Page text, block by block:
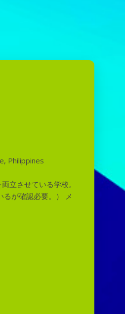
Philippines
立させている学校。
が確認必要。） メ